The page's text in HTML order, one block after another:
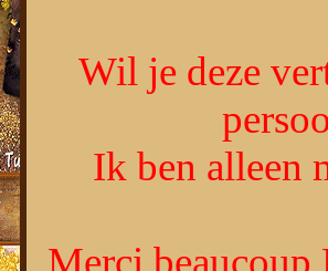
Wil je deze
Ik ben alleen
Merci beaucoup